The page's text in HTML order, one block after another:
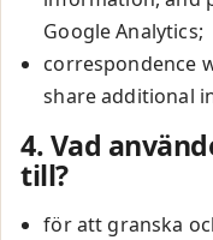
Google Analytics;
correspondence
share additional
4. Vad
till?
för att granska